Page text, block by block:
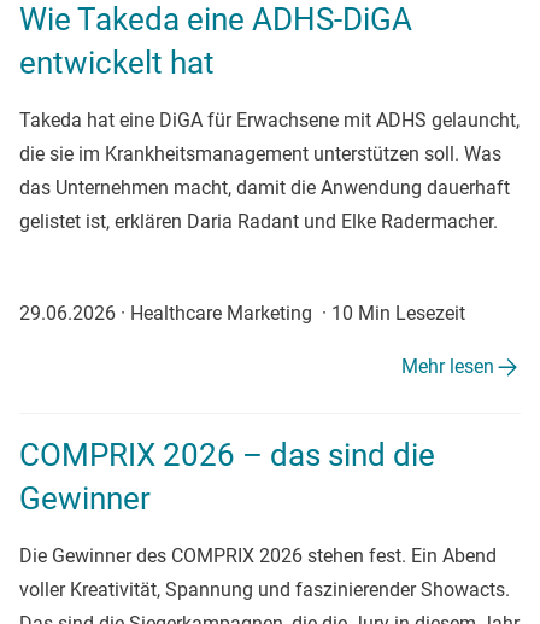
Wie Takeda eine ADHS-DiGA
entwickelt hat
Takeda hat eine DiGA für Erwachsene mit ADHS gelauncht,
die sie im Krankheitsmanagement unterstützen soll. Was
das Unternehmen macht, damit die Anwendung dauerhaft
gelistet ist, erklären Daria Radant und Elke Radermacher.
29.06.2026 · Healthcare Marketing · 10 Min Lesezeit
Mehr lesen
COMPRIX 2026 – das sind die
Gewinner
Die Gewinner des COMPRIX 2026 stehen fest. Ein Abend
voller Kreativität, Spannung und faszinierender Showacts.